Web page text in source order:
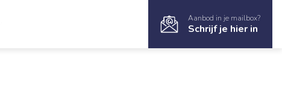
Aanbod in je mailbox?
Schrijf je hier in